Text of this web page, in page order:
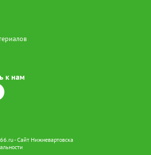
к нам
- Сайт Нижневартовска